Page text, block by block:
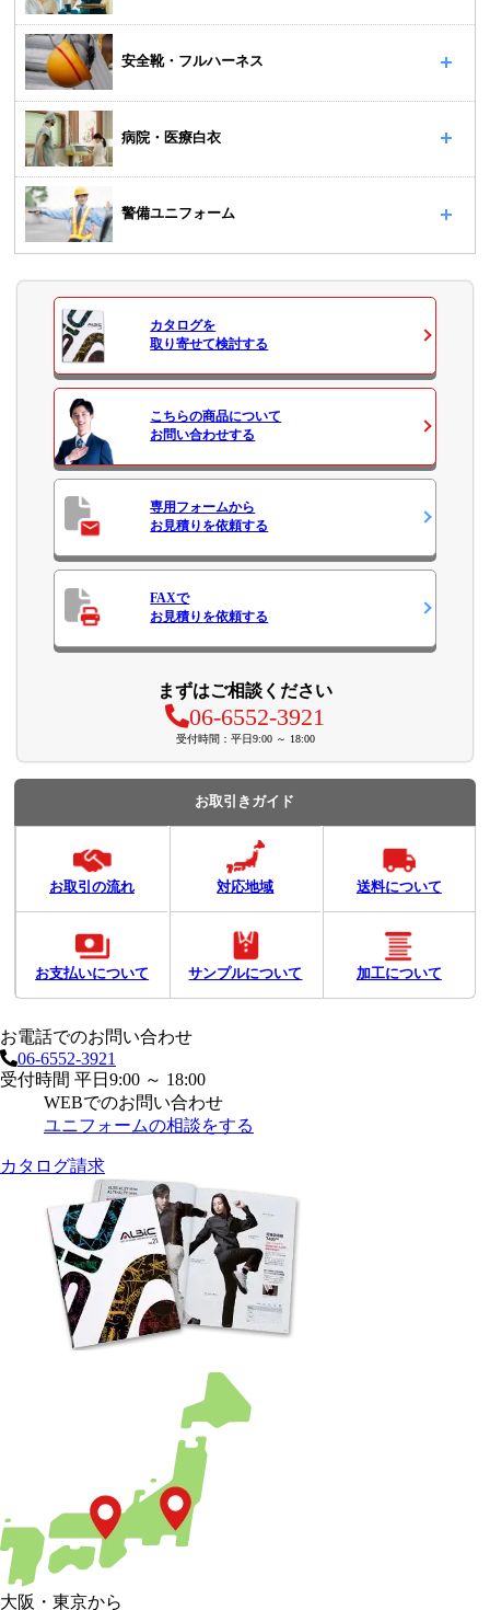
安全靴・フルハーネス
病院・医療白衣
警備ユニフォーム
カタログを
取り寄せて検討する
こちらの商品について
お問い合わせする
専用フォームから
お見積り を依頼する
FAXで
お見積り を依頼する
まずはご相談ください
06-6552-3921
受付時間：平日9:00 ～ 18:00
お取引きガイド
お取引の流れ 対応地域 送料について
お支払いについて サンプルについて 加工について
お電話でのお問い合わせ
06-6552-3921
受付時間 平日9:00 ～ 18:00
WEBでのお問い合わせ
ユニフォームの相談をする
カタログ請求
大阪 ・ 東京から